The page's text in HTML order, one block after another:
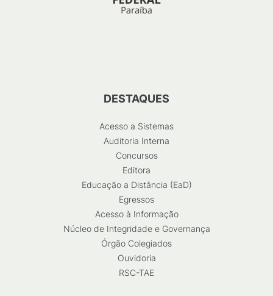
DESTAQUES
Acesso a Sistemas
Auditoria Interna
Concursos
Editora
Educação a Distância (EaD)
Egressos
Acesso à Informação
Núcleo de Integridade e Governança
Órgão Colegiados
Ouvidoria
RSC-TAE